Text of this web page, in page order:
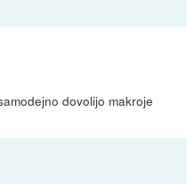
dovolijo makroje